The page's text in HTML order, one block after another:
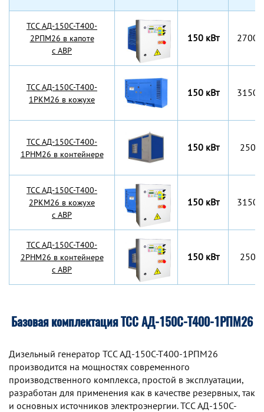
TCC АД-150С-Т400-
2РПМ26 в капоте
с АВР
150 кВт
TCC АД-150С-Т400-
1РКМ26 в кожухе
150 кВт
TCC АД-150С-Т400-
1РНМ26 в контейнере
150 кВт
TCC АД-150С-Т400-
2РКМ26 в кожухе
с АВР
150 кВт
TCC АД-150С-Т400-
2РНМ26 в контейнере
с АВР
150 кВт
Базовая комплектация ТСС АД-150С-Т400-1РПМ26
Дизельный генератор TCC АД-150С-Т400-1РПМ26
производится на мощностях современного
производственного комплекса, простой в эксплуатации,
разработан для применения как в качестве резервных, так
и основных источников электроэнергии. TCC АД-150С-